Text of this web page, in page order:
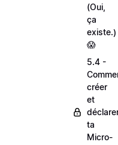
(Oui,
ça
existe.)
😱
5.4 -
créer
et
ta
Micro-